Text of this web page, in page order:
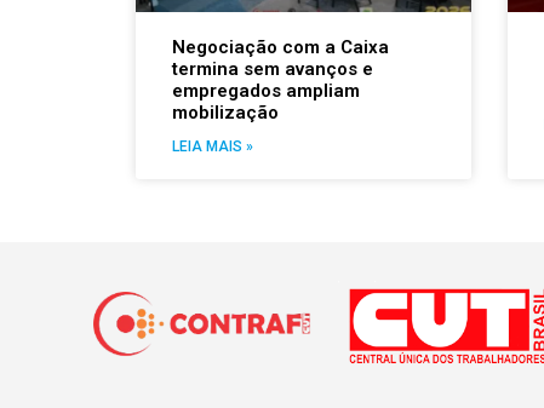
Negociação com a Caixa
termina sem avanços e
empregados ampliam
mobilização
LEIA MAIS »